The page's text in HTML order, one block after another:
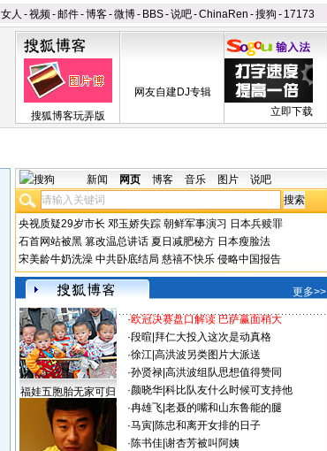
女人 -视频-邮件-博客-微博- BBS-说吧-ChinaRen -搜狗 - 17173
搜狐博客玩弄版
网友自建DJ专辑
立即下载
新闻 网页 博客 音乐 图片 说吧
央视质疑29岁市长 邓玉娇失踪 朝鲜军事演习 日本兵赎罪
石首网站被黑 篡改温总讲话 夏日减肥秘方 日本瘦脸法
宋美龄牛奶洗澡 中共卧底结局 慈禧不快乐 侵略中国报告
更多>>
福娃五胞胎无家可归
·欧冠决赛盘口解读 巴萨赢面稍大
·段暄 拜仁大投入这次是动真格
·徐江| 高洪波另类图片大派送
·孙贤禄| 高洪波组队思想值得赞同
·颜晓华| 科比队友什么时候可支持他
·冉雄飞| 老聂的嘴和山东鲁能的腿
·马寅| 陈忠和离开女排的日子
·陈书佳| 谢杏芳被叫阿姨